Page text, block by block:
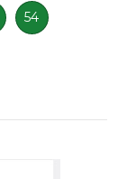
54